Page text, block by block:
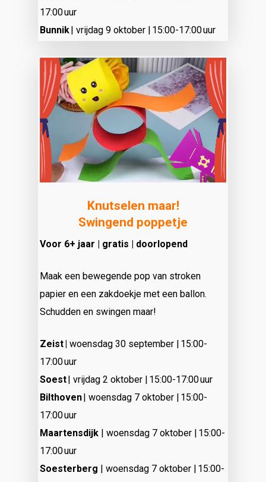
17:00 uur
Bunnik| vrijdag 9 oktober | 15:00-17:00 uur
Knutselen maar!
Swingend poppetje
Voor 6+ jaar | gratis | doorlopend
Maak een bewegende pop van stroken
papier en een zakdoekje met een ballon.
Schudden en swingen maar!
Zeist |woensdag 30 september | 15:00-
17:00 uur
Soest| vrijdag 2 oktober | 15:00-17:00 uur
Bilthoven| woensdag 7 oktober | 15:00-
17:00 uur
Maartensdijk | woensdag 7 oktober | 15:00-
17:00 uur
Soesterberg | woensdag 7 oktober | 15:00-